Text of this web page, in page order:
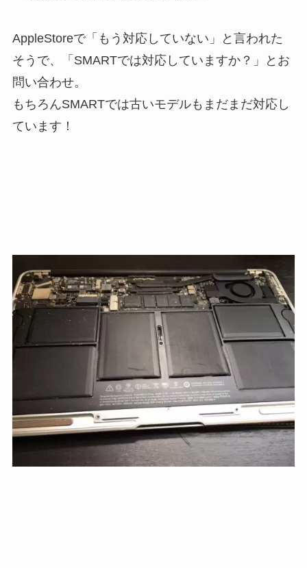
AppleStoreで「もう対応していない」と言われた
そうで、「SMARTでは対応していますか？」とお
問い合わせ。
もちろんSMARTでは古いモデルもまだまだ対応し
ています！